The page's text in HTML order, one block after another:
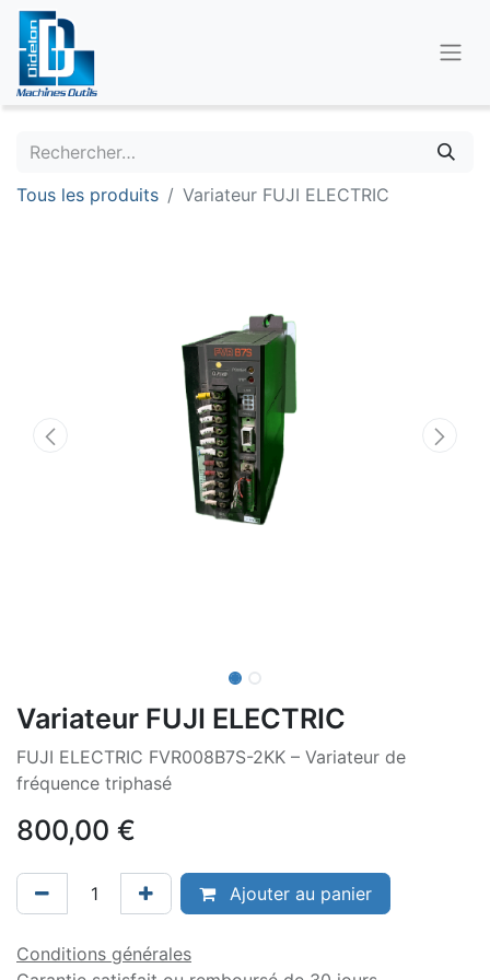
Tous les produits Variateur FUJI ELECTRIC
Variateur FUJI ELECTRIC
FUJI ELECTRIC FVR008B7S-2KK – Variateur de
fréquence triphasé
800,00 €
Ajouter au panier
Conditions générales